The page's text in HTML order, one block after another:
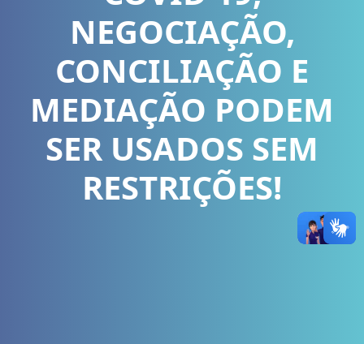
NEGOCIAÇÃO,
CONCILIAÇÃO E
MEDIAÇÃO PODEM
SER USADOS SEM
RESTRIÇÕES!